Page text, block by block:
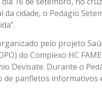
da cidade, o Pedágio
pelo projeto
do Complexo HC
Devisate. Durante o
de panfletos informativos